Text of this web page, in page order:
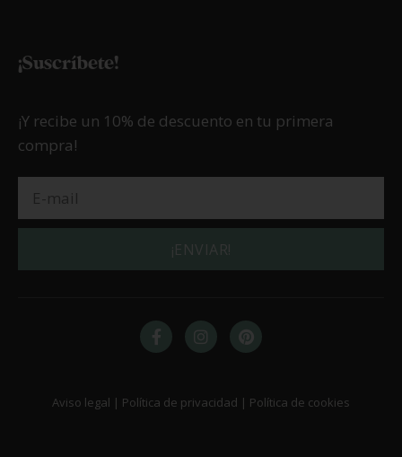
¡Suscríbete!
¡Y recibe un 10% de descuento en tu primera
compra!
¡ENVIAR!
Aviso legal | Política de privacidad | Política de cookies